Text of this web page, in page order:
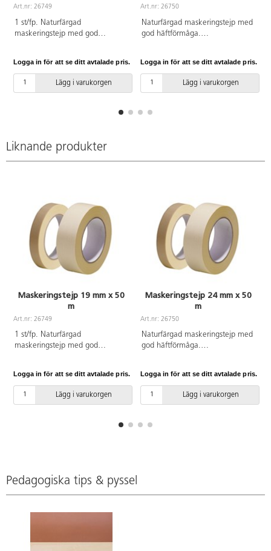
Art.nr: 26749
1 st/fp. Naturfärgad
maskeringstejp med god
Logga in för att se ditt avtalade pris.
Lägg i varukorgen
Art.nr: 26750
Naturfärgad maskeringstejp med
god häftförmåga.
Logga in för att se ditt avtalade pris.
Lägg i varukorgen
Liknande produkter
Maskeringstejp 19 mm x 50
m
Art.nr: 26749
1 st/fp. Naturfärgad
maskeringstejp med god
Logga in för att se ditt avtalade pris.
Lägg i varukorgen
Maskeringstejp 24 mm x 50
m
Art.nr: 26750
Naturfärgad maskeringstejp med
god häftförmåga.
Logga in för att se ditt avtalade pris.
Lägg i varukorgen
Pedagogiska tips & pyssel